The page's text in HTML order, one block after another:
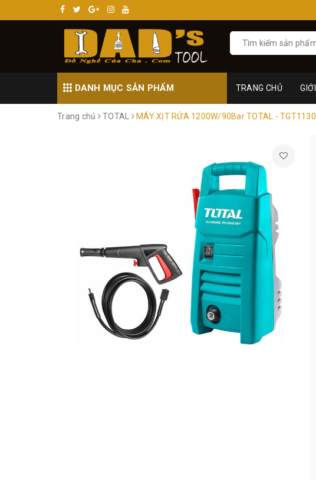
DANH MỤC SẢN PHẨM TRANG CHỦ
Trang chủ TOTAL MÁY XỊT RỬA 1200W/90Bar TOTAL -